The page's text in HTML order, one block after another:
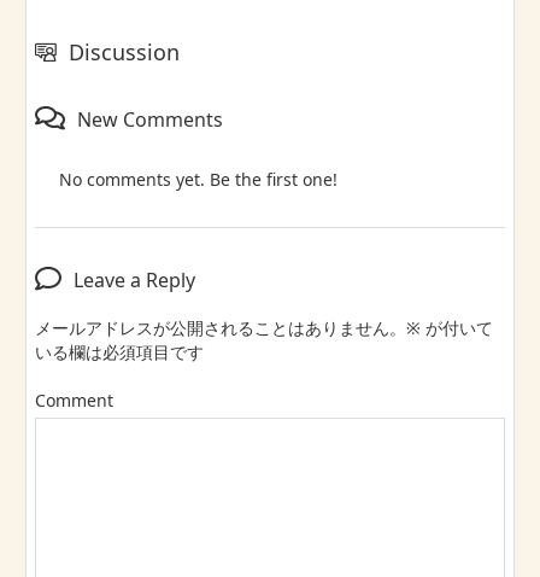
Discussion
New Comments
No comments yet. Be the first one!
Leave a Reply
メールアドレスが公開されることはありません。 ※ が付いて
いる欄は必須項目です
Comment